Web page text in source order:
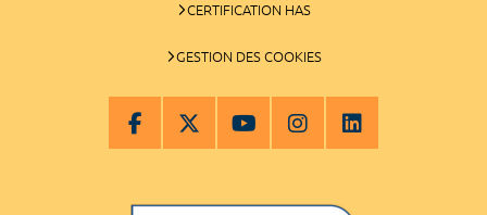
CERTIFICATION HAS
GESTION DES COOKIES